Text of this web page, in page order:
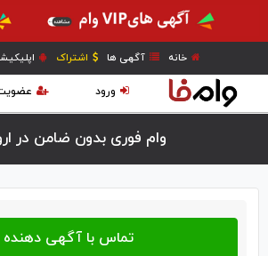
خانه آگهی ها اشتراک
ورود
وام فوری بدون ضامن در